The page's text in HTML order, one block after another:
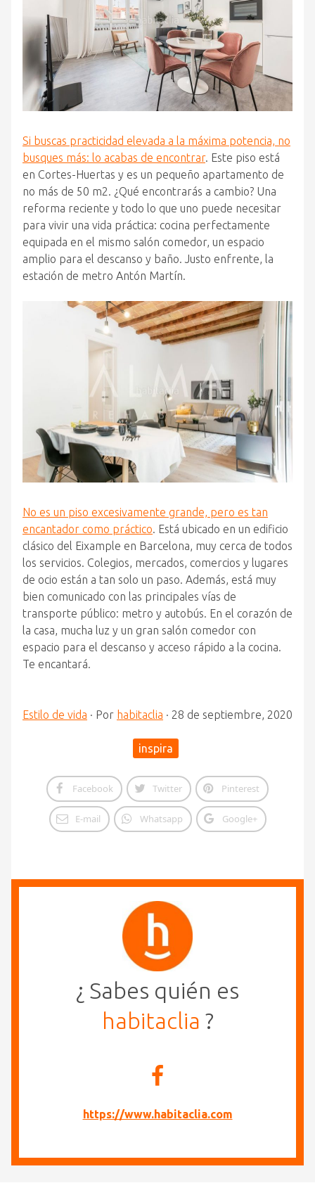
Si buscas practicidad elevada a la máxima potencia, no
busques más: lo acabas de encontrar. Este piso está
en Cortes-Huertas y es un pequeño apartamento de
no más de 50 m2. ¿Qué encontrarás a cambio? Una
reforma reciente y todo lo que uno puede necesitar
para vivir una vida práctica: cocina perfectamente
equipada en el mismo salón comedor, un espacio
amplio para el descanso y baño. Justo enfrente, la
estación de metro Antón Martín.
No es un piso excesivamente grande, pero es tan
encantador como práctico. Está ubicado en un edificio
clásico del Eixample en Barcelona, muy cerca de todos
los servicios. Colegios, mercados, comercios y lugares
de ocio están a tan solo un paso. Además, está muy
bien comunicado con las principales vías de
transporte público: metro y autobús. En el corazón de
la casa, mucha luz y un gran salón comedor con
espacio para el descanso y acceso rápido a la cocina.
Te encantará.
Estilo de vida · Por habitaclia · 28 de septiembre, 2020
inspira
Facebook Twitter Pinterest
E-mail Whatsapp Google+
¿ Sabes quién es
habitaclia ?
https://www.habitaclia.com